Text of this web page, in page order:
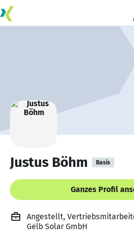
Justus Böhm Basis
Ganzes Profil
Angestellt,
Gelb Solar GmbH